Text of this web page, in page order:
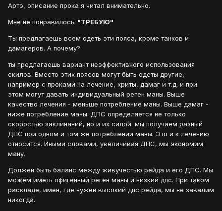
Артэ, описание прока я читал внимательно.
Мне не понравилось: "ТРЕБУЮ"
Ты предлагаешь всем одеть эти пояса, кроме танков и
дамагеров. А почему?
ты предлагаешь вариант неэффективного использования
скилов. Вместо этих поясов могут быть одеты другие,
например с проками на лечение, криты, дамаг и т.д. и при
этом могут давать индивидуальный реген маны. Выше
качество лечения - меньше потребление маны. Выше дамаг -
ниже потребление маны. ДПС определяется не только
скоростью заклинаний, но и их силой. мы получаем разный
ДПС при одном и том же потреблении маны. Это и к лечению
относится. Иными словами, увеличивая ДПС, мы экономим
ману.
Должен быть баланс между живучестью рейда и его ДПС. Мы
можем иметь офигенный реген маны и низкий дпс. При таком
раскладе, имен, где нужен высокий дпс рейда, мы не завалим
никогда.